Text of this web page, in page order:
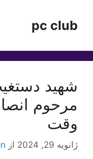
محتواpc club
شهید
مرحوم
وقت
ژانویه 29, 2024 از